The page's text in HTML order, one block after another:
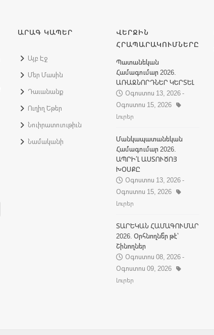
ԱՐԱԳ ԿԱՊԵՐ
Այբ Էջ
Մեր Մասին
Դաւանանք
Ուղիղ Եթեր
Նուիրատուութիւն
Նամականի
ՎԵՐՋԻՆ
ՀՐԱՊԱՐԱԿՈՒՄՆԵՐԸ
Պատանեկան
Համագումար 2026.
ԱՌԱՋՆՈՐԴՆԵՐ ԿԵՐՏԵԼ
Օգոստոս 13, 2026 -
Օգոստոս 15, 2026
Լուրեր
Մանկապատանեկան
Համագումար 2026.
ԱՊՐԻ՛Լ ԱՍՏՈՒԾՈՅ
ԽՕՍՔԸ
Օգոստոս 13, 2026 -
Օգոստոս 15, 2026
Լուրեր
ՏԱՐԵԿԱՆ ՀԱՄԱԳՈՒՄԱՐ
2026. Օրհնողնե՞ր թէ՝
Շինողներ
Օգոստոս 08, 2026 -
Օգոստոս 09, 2026
Լուրեր